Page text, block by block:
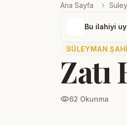
Ana Sayfa chevron_right
Bu ilahiyi
SÜLEYMAN
visibility62 Okunma